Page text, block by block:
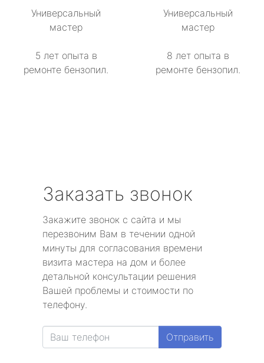
Универсальный
мастер
5 лет опыта в
ремонте бензопил.
Универсальный
мастер
8 лет опыта в
ремонте бензопил.
Заказать звонок
Закажите звонок с сайта и мы
перезвоним Вам в течении одной
минуты для согласования времени
визита мастера на дом и более
детальной консультации решения
Вашей проблемы и стоимости по
телефону.
Отправить